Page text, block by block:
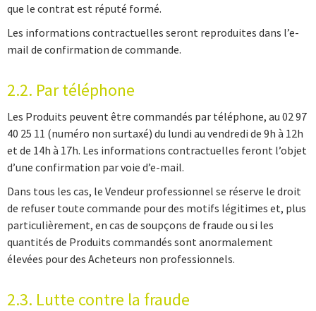
que le contrat est réputé formé.
Les informations contractuelles seront reproduites dans l’e-
mail de confirmation de commande.
2.2. Par téléphone
Les Produits peuvent être commandés par téléphone, au 02 97
40 25 11 (numéro non surtaxé) du lundi au vendredi de 9h à 12h
et de 14h à 17h. Les informations contractuelles feront l’objet
d’une confirmation par voie d’e-mail.
Dans tous les cas, le Vendeur professionnel se réserve le droit
de refuser toute commande pour des motifs légitimes et, plus
particulièrement, en cas de soupçons de fraude ou si les
quantités de Produits commandés sont anormalement
élevées pour des Acheteurs non professionnels.
2.3. Lutte contre la fraude